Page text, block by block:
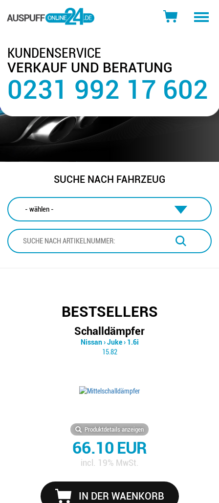
Toggle
KUNDENSERVICE
VERKAUF UND BERATUNG
0231 992 17 602
SUCHE NACH FAHRZEUG
BESTSELLERS
Schalldämpfer
Nissan›Juke› 1.6i
15.82
Produktdetails anzeigen
66.10 EUR
incl. 19% MwSt.
IN DER WAENKORB